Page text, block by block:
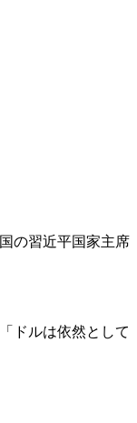
の習近平国家主席
ドルは依然として